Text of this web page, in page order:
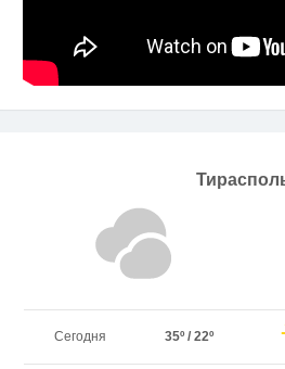
Сегодня 35º / 22º